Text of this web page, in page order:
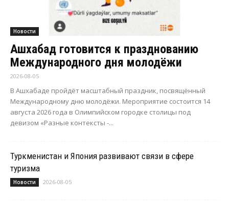
Новости
Ашхабад готовится к празднованию
Международного дня молодёжи
2026-08-05
В Ашхабаде пройдёт масштабный праздник, посвящённый
Международному дню молодёжи. Мероприятие состоится 14
августа 2026 года в Олимпийском городке столицы под
девизом «Разные контексты -...
Туркменистан и Япония развивают связи в сфере
туризма
Новости 2026-08-05